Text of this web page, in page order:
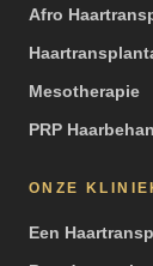
Afro
Mesotherapie
PRP
ONZE
Een